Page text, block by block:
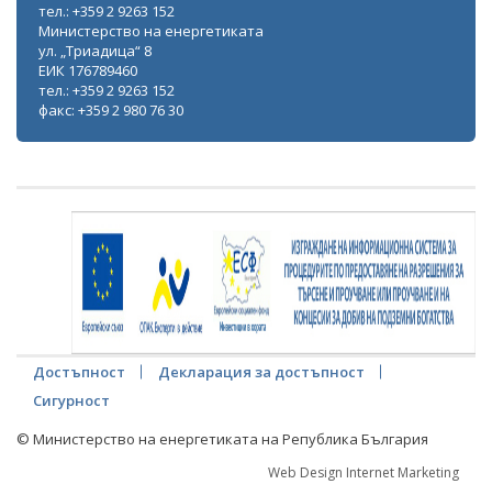
тел.: +359 2 9263 152
Министерство на енергетиката
ул. „Триадица“ 8
ЕИК 176789460
тел.: +359 2 9263 152
факс: +359 2 980 76 30
Достъпност
Декларация за достъпност
Сигурност
© Министерство на енергетиката на Република България
Web Design Internet Marketing